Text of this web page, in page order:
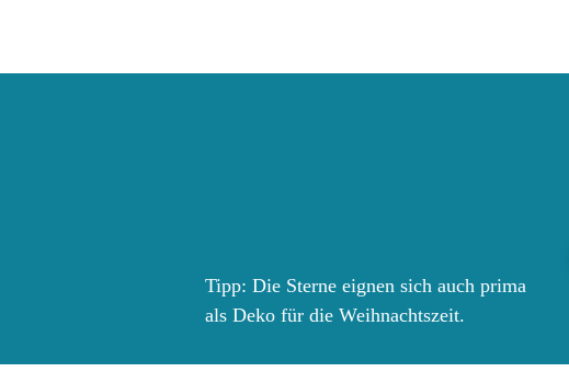
Tipp: Die Sterne eignen sich auch prima
als Deko für die Weihnachtszeit.